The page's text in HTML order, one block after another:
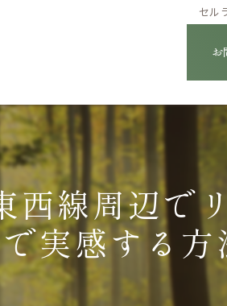
セル
お
西線周辺で
実感する方